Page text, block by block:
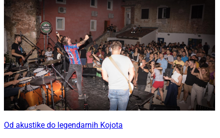
Od akustike do legendarnih Kojota